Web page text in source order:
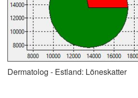
Dermatolog - Estland: Löneskatter